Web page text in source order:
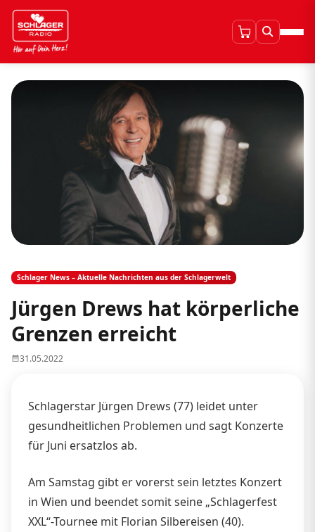
Schlager News – Aktuelle Nachrichten aus der Schlagerwelt
Jürgen Drews hat körperliche
Grenzen erreicht
31.05.2022
Schlagerstar Jürgen Drews (77) leidet unter
gesundheitlichen Problemen und sagt Konzerte
für Juni ersatzlos ab.
Am Samstag gibt er vorerst sein letztes Konzert
in Wien und beendet somit seine „Schlagerfest
XXL“-Tournee mit Florian Silbereisen (40).